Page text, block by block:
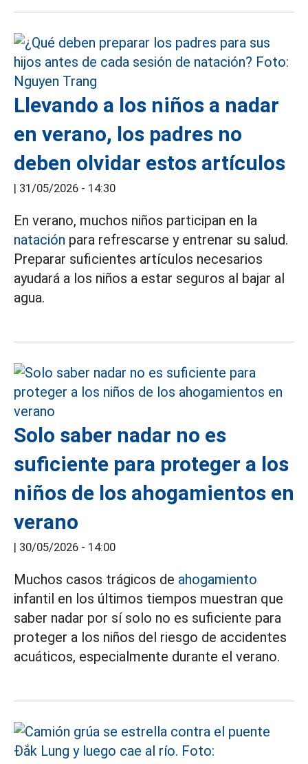
Llevando a los niños a nadar
en verano, los padres no
deben olvidar estos artículos
| 31/05/2026 - 14:30
En verano, muchos niños participan en la
natación para refrescarse y entrenar su salud.
Preparar suficientes artículos necesarios
ayudará a los niños a estar seguros al bajar al
agua.
Solo saber nadar no es
suficiente para proteger a los
niños de los ahogamientos en
verano
| 30/05/2026 - 14:00
Muchos casos trágicos de ahogamiento
infantil en los últimos tiempos muestran que
saber nadar por sí solo no es suficiente para
proteger a los niños del riesgo de accidentes
acuáticos, especialmente durante el verano.